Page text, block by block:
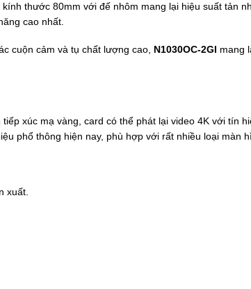
thước 80mm với đế nhôm mang lại hiệu suất tản
cao nhất.
cuộn cảm và tụ chất lượng cao, N1030OC-2GI mang
xúc mạ vàng, card có thể phát lại video 4K với tín
phổ thông hiện nay, phù hợp với rất nhiều loại màn
xuất.